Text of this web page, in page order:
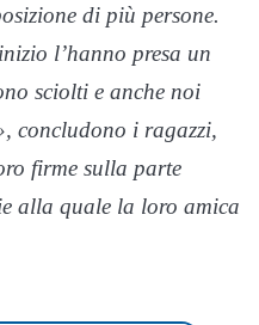
di più persone.
l’hanno presa un
sciolti e anche noi
concludono i ragazzi,
firme sulla parte
alla quale la loro amica